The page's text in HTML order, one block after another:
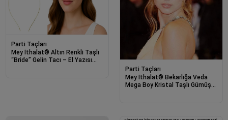
Parti Taçları
Mey İthalat® Altın Renkli Taşlı
“Bride” Gelin Tacı – El Yazısı
Parti Taçları
Mey İthalat® Bekarlığa Veda
Mega Boy Kristal Taşlı Gümüş